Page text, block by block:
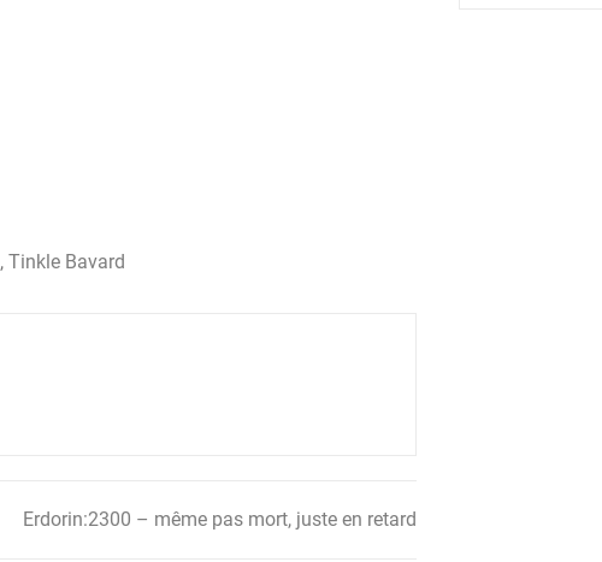
, Tinkle Bavard
Erdorin:2300 – même pas mort, juste en retard